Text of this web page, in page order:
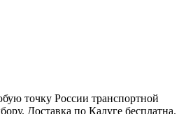
точку России транспортной
Доставка по Калуге бесплатна.